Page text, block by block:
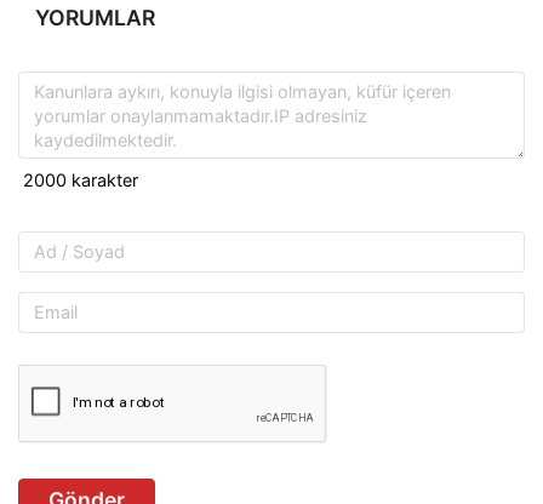
YORUMLAR